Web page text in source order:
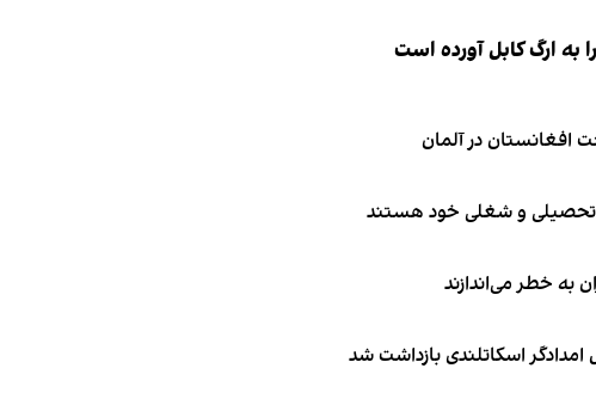
به ارگ کابل آورده است
تحصیلی و شغلی خود هستند
به خطر می‌اندازند
امدادگر اسکاتلندی بازداشت شد